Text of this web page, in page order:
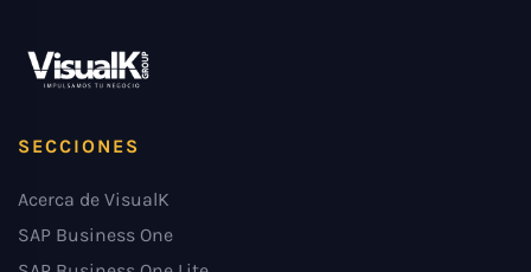
SECCIONES
Acerca de VisualK
SAP Business One